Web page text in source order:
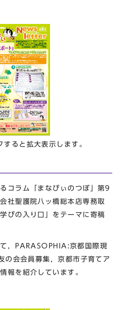
拡大表示します。
コラム「まなびぃのつぼ」第9
社聖護院八ッ橋総本店専務取
びの入り口」をテーマに寄稿
，PARASOPHIA:京都国際現
会会員募集，京都市子育てア
報を紹介しています。